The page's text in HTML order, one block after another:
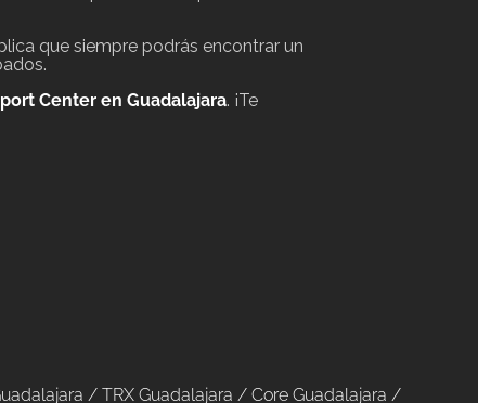
que siempre podrás encontrar un
Center en Guadalajara. ¡Te
/ TRX Guadalajara / Core Guadalajara /